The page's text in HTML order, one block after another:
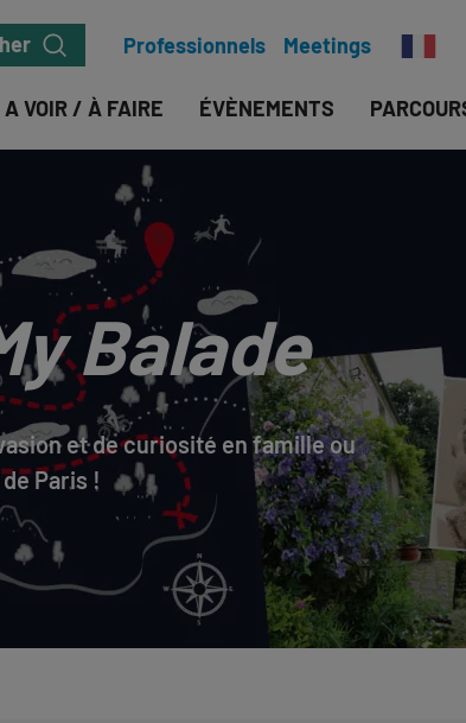
Professionnels Meetings
A VOIR / À FAIRE ÉVÈNEMENTS
Balade
et de curiosité en famille ou
Paris !